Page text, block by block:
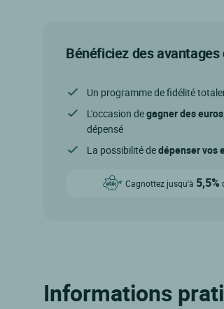
Bénéficiez des
Un programme de fidélité
L'occasion degagner des
dépensé
La possibilité dedépenser vos
Cagnottez jusqu'à 5,5%
Informations